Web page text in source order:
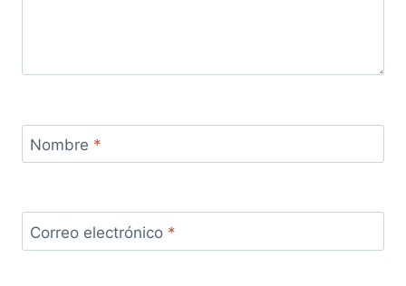
Nombre *
Correo electrónico *